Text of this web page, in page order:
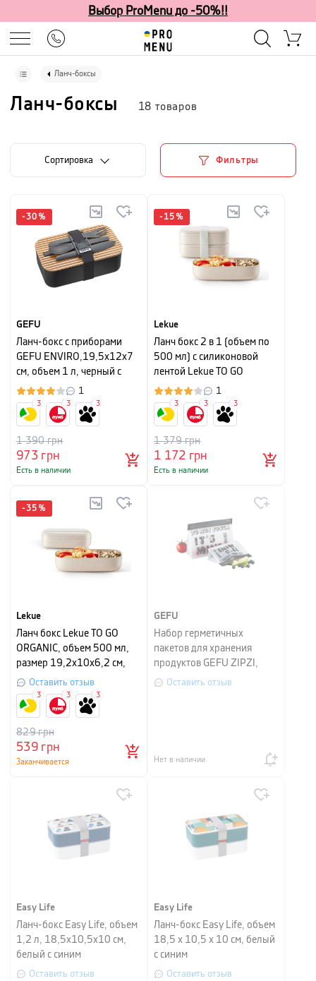
Выбор ProMenu до -50%!!
Ланч-боксы
Ланч-боксы 18 товаров
Cортировка Фильтры
-30 %
GEFU
Ланч-бокс с приборами
GEFU ENVIRO,19,5х12х7
см, объем 1 л, черный с
бежевым
1
973 грн
1 390грн
Есть в наличии
3 3 3
-15 %
Lekue
Ланч бокс 2 в 1 (объем по
500 мл) с силиконовой
лентой Lekue TO GO
ORGANIC, 19,2х10х11 см,
бежевый
1
1 172 грн
1 379грн
Есть в наличии
3 3 3
-35 %
Lekue
Ланч бокс Lekue TO GO
ORGANIC, объем 500 мл,
размер 19,2х10х6,2 см,
бежевый
Оставить отзыв
539грн
829грн
Заканчивается
3 3 3
GEFU
Набор герметичных
пакетов для хранения
продуктов GEFU ZIPZI,
объем 0,35 л и 1 л, 2
Оставить отзыв
Нет в наличии
Easy Life
Ланч-бокс Easy Life, объем
1,2 л, 18,5x10,5x10 см,
белый с синим
Оставить отзыв
Easy Life
Ланч-бокс Easy Life, объем
18,5 x 10,5 x 10 см, белый
с синим
Оставить отзыв